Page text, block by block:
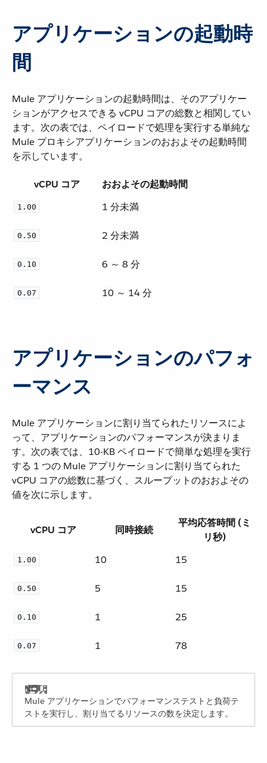
アプリケーションの起動時
間
Mule アプリケーションの起動時間は、そのアプリケー
ションがアクセスできる vCPU コアの総数と相関してい
ます。次の表では、ペイロードで処理を実行する単純な
Mule プロキシアプリケーションのおおよその起動時間
を示しています。
vCPU コア おおよその起動時間
1.00 1 分未満
0.50 2 分未満
0.10 6 ～ 8 分
0.07 10 ～ 14 分
アプリケーションのパフォ
ーマンス
Mule アプリケーションに割り当てられたリソースによ
って、アプリケーションのパフォーマンスが決まりま
す。次の表では、10-KB ペイロードで簡単な処理を実行
する 1 つの Mule アプリケーションに割り当てられた
vCPU コアの総数に基づく、スループットのおおよその
値を次に示します。
vCPU コア 同時接続
平均応答時間 (ミ
リ秒)
1.00 10 15
0.50 5 15
0.10 1 25
0.07 1 78
Mule アプリケーションでパフォーマンステストと負荷テ
ストを実行し、割り当てるリソースの数を決定します。